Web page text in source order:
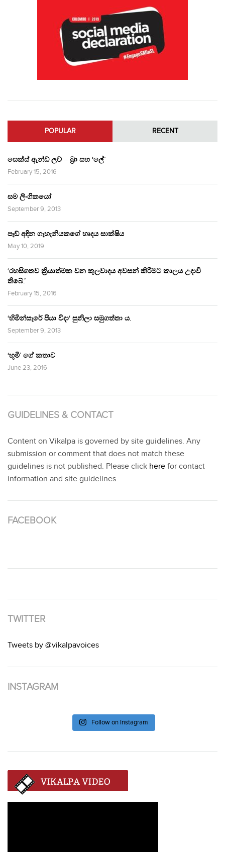
POPULAR RECENT
සෙක්ස් ඇන්ඩ් ලව් – බ්‍රා සහ ‘ලේ’
February 15, 2016
සම ලිංගිකයෝ
September 9, 2013
පෑඩ් අඳින ගැහැනියකගේ හෘදය සාක්ෂිය
May 10, 2019
‘රහසිගතව ක්‍රියාත්මක වන කුලවාදය අවසන් කිරීමට කාලය උදාවී
තිබේ.’
February 15, 2016
‘හිමින්සැරේ පියා විදා‘ සුනිලා සමුගත්තා ය.
September 9, 2013
‘භූමි’ ගේ කතාව
June 23, 2016
GUIDELINES & CONTACT
Content on Vikalpa is governed by site guidelines. Any
submission or comment that does not match these
guidelines is not published. Please click here for contact
information and site guidelines.
FACEBOOK
TWITTER
Tweets by @vikalpavoices
INSTAGRAM
Follow on Instagram